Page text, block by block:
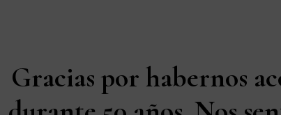
Gracias por habernos